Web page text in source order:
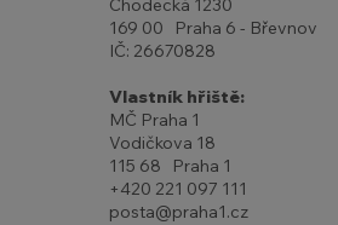
Chodecká 1230
169 00 Praha 6 - Břevnov
IČ: 26670828
Vlastník hřiště:
MČ Praha 1
Vodičkova 18
115 68 Praha 1
+420 221 097 111
posta@praha1.cz